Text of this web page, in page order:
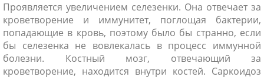
Проявляется увеличением селезенки. Она отвечает за
кроветворение и иммунитет, поглощая бактерии,
попадающие в кровь, поэтому было бы странно, если
бы селезенка не вовлекалась в процесс иммунной
болезни. Костный мозг, отвечающий за
кроветворение, находится внутри костей. Саркоидоз